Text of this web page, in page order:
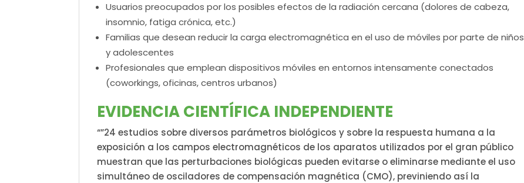
Usuarios preocupados por los posibles efectos de la radiación cercana (dolores de cabeza,
insomnio, fatiga crónica, etc.)
Familias que desean reducir la carga electromagnética en el uso de móviles por parte de niños
y adolescentes
Profesionales que emplean dispositivos móviles en entornos intensamente conectados
(coworkings, oficinas, centros urbanos)
EVIDENCIA CIENTÍFICA INDEPENDIENTE
“”24 estudios sobre diversos parámetros biológicos y sobre la respuesta humana a la
exposición a los campos electromagnéticos de los aparatos utilizados por el gran público
muestran que las perturbaciones biológicas pueden evitarse o eliminarse mediante el uso
simultáneo de osciladores de compensación magnética (CMO), previniendo así la